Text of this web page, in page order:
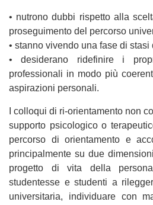
• nutrono dubbi rispetto alla
proseguimento del percorso
• stanno vivendo una fase di stasi
• desiderano ridefinire i
professionali in modo più
aspirazioni personali.
I colloqui di ri-orientamento non
supporto psicologico o
percorso di orientamento e
principalmente su due
progetto di vita della
studentesse e studenti a
universitaria, individuare con